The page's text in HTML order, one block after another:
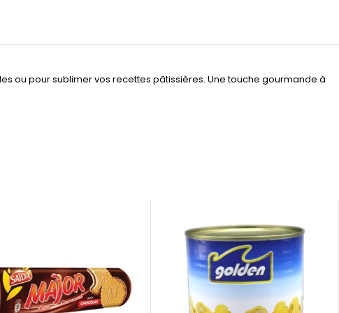
ou pour sublimer vos recettes pâtissières. Une touche gourmande à